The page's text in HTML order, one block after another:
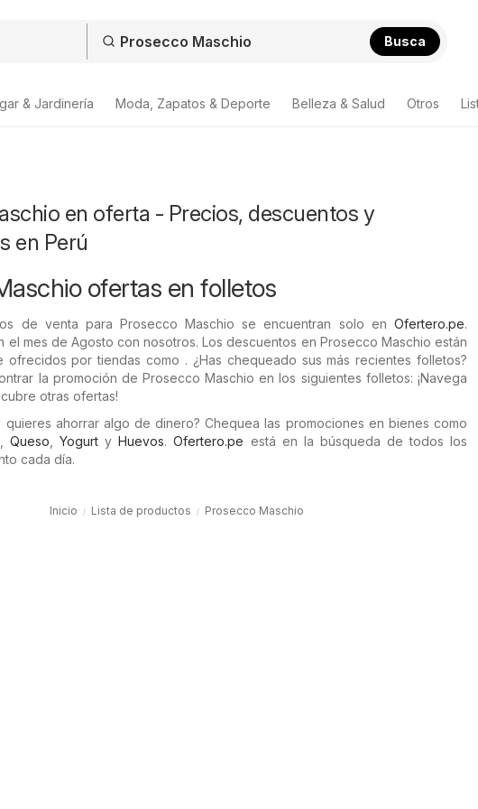
Busca
& Jardinería Moda, Zapatos & Deporte Belleza & Salud Otros
en oferta - Precios, descuentos y
en Perú
ofertas en folletos
de venta para Prosecco Maschio se encuentran solo en Ofertero.pe.
el mes de Agosto con nosotros. Los descuentos en Prosecco Maschio están
ofrecidos por tiendas como . ¿Has chequeado sus más recientes folletos?
la promoción de Prosecco Maschio en los siguientes folletos: ¡Navega
otras ofertas!
quieres ahorrar algo de dinero? Chequea las promociones en bienes como
,Queso ,Yogurt yHuevos.Ofertero.pe está en la búsqueda de todos los
cada día.
Inicio Lista de productos Prosecco Maschio